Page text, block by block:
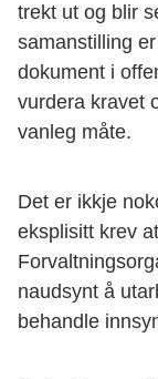
trekt ut og blir
samanstilling
dokument i
vurdera kravet
vanleg måte.
Det er ikkje
eksplisitt krev
naudsynt å
behandle